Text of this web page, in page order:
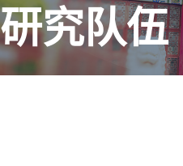
研究队伍